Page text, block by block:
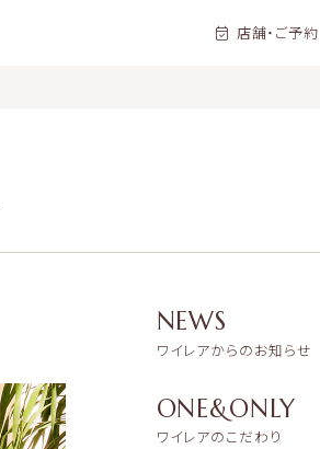
店舗・ご予約
NEWS
ワイレアからのお知らせ
ONE&ONLY
ワイレアのこだわり